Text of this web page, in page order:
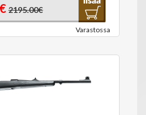
2195.00€
Varastossa